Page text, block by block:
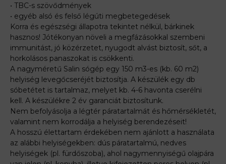
• TBC-s szövődmények
• egyéb alsó és felső légúti megbetegedések
Korra és egészségi állapotra tekintet nélkül, bárkinek
hasznos! Jótékonyan növeli a megfázásokkal szembeni
immunitást, jó közérzetet, nyugodt alvást biztosít, sőt, a
horkolásos panaszokat is csökkenti.
A nagyméretű Salin sógép egy 150 m3-es (kb. 60 m2)
helyiség levegőcseréjét biztosítja. A készülék egy db
sóbetétet is tartalmaz, melyet kb. 4-6 havonta cserélni
kell. A készülékre 2 év garanciát biztosítunk.
Nem befolyásolja a légtér páratartalmát és hőmérsékletét,
valamint nem korrodálja a helyiség berendezéseit!
A hosszú élettartam érdekében nem ajánlott a használata
az alábbi helyiségekben: dús páratartalmú, nedves
helyiségek (pl. fürdőszoba), ahol nagymennyiségű olajpára